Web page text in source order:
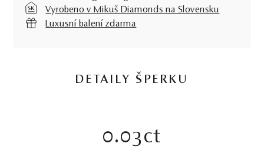
Vyrobeno v Mikuš Diamonds na Slovensku
Luxusní balení zdarma
DETAILY ŠPERKU
0.03ct